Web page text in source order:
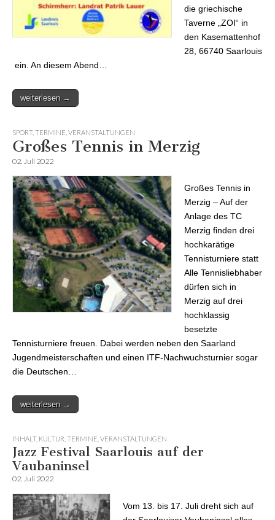
die griechische
Taverne „ZOI“ in
den Kasemattenhof
28, 66740 Saarlouis
ein. An diesem Abend…
weiterlesen →
SPORT, TERMINE VERANSTALTUNGEN
Großes Tennis in Merzig
02. Juli 2022
Großes Tennis in
Merzig – Auf der
Anlage des TC
Merzig finden drei
hochkarätige
Tennisturniere statt
Alle Tennisliebhaber
dürfen sich in
Merzig auf drei
hochklassig
besetzte
Tennisturniere freuen. Dabei werden neben den Saarland
Jugendmeisterschaften und einen ITF-Nachwuchsturnier sogar
die Deutschen…
weiterlesen →
INHALT, KULTUR TERMINE VERANSTALTUNGEN
Jazz Festival Saarlouis auf der
Vaubaninsel
02. Juli 2022
Vom 13. bis 17. Juli dreht sich auf